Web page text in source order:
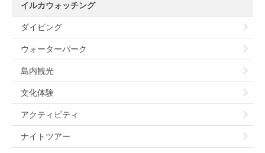
イルカウォッチング
ダイビング
ウォーターパーク
島内観光
文化体験
アクティビティ
ナイトツアー